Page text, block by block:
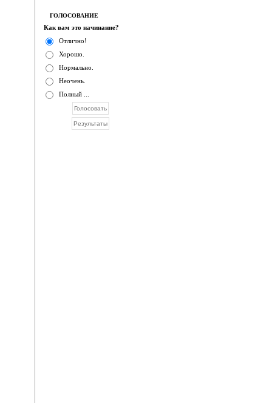
ГОЛОСОВАНИЕ
Как вам это начинание?
Отлично!
Хорошо.
Нормально.
Неочень.
Полный ...